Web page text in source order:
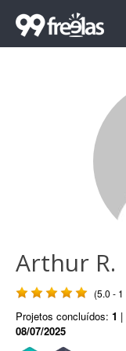
Arthur R.
(5.0 -
Projetos concluídos: 1 |
08/07/2025